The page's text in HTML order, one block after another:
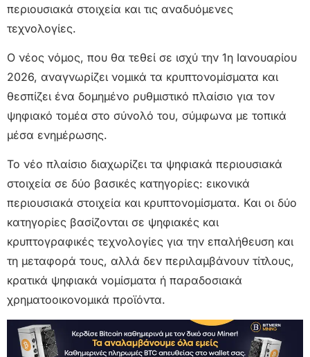
περιουσιακά στοιχεία και τις αναδυόμενες
τεχνολογίες.
Ο νέος νόμος, που θα τεθεί σε ισχύ την 1η Ιανουαρίου
2026, αναγνωρίζει νομικά τα κρυπτονομίσματα και
θεσπίζει ένα δομημένο ρυθμιστικό πλαίσιο για τον
ψηφιακό τομέα στο σύνολό του, σύμφωνα με τοπικά
μέσα ενημέρωσης.
Το νέο πλαίσιο διαχωρίζει τα ψηφιακά περιουσιακά
στοιχεία σε δύο βασικές κατηγορίες: εικονικά
περιουσιακά στοιχεία και κρυπτονομίσματα. Και οι δύο
κατηγορίες βασίζονται σε ψηφιακές και
κρυπτογραφικές τεχνολογίες για την επαλήθευση και
τη μεταφορά τους, αλλά δεν περιλαμβάνουν τίτλους,
κρατικά ψηφιακά νομίσματα ή παραδοσιακά
χρηματοοικονομικά προϊόντα.